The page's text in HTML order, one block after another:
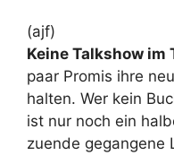
(ajf)
Keine Talkshow im
paar Promis ihre
halten. Wer kein
ist nur noch ein
zuende gegangene